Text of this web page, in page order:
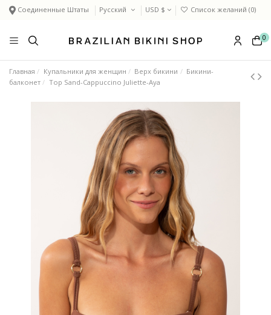
Соединенные Штаты Русский USD $ Список желаний (0)
0
Главная Купальники для женщин Верх бикини
Бикини-
балконет
Top Sand-Cappuccino Juliette-Aya